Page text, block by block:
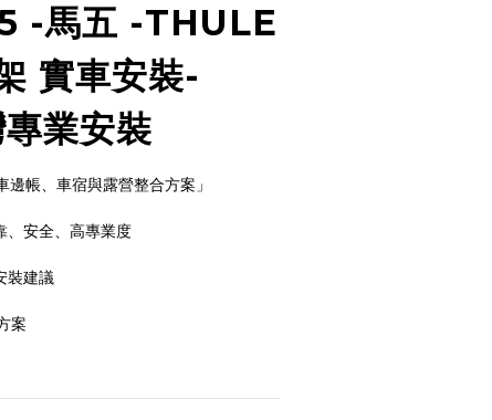
-馬五 -THULE
實車安裝-
業安裝
邊帳、車宿與露營整合方案」
、安全、高專業度
裝建議
案